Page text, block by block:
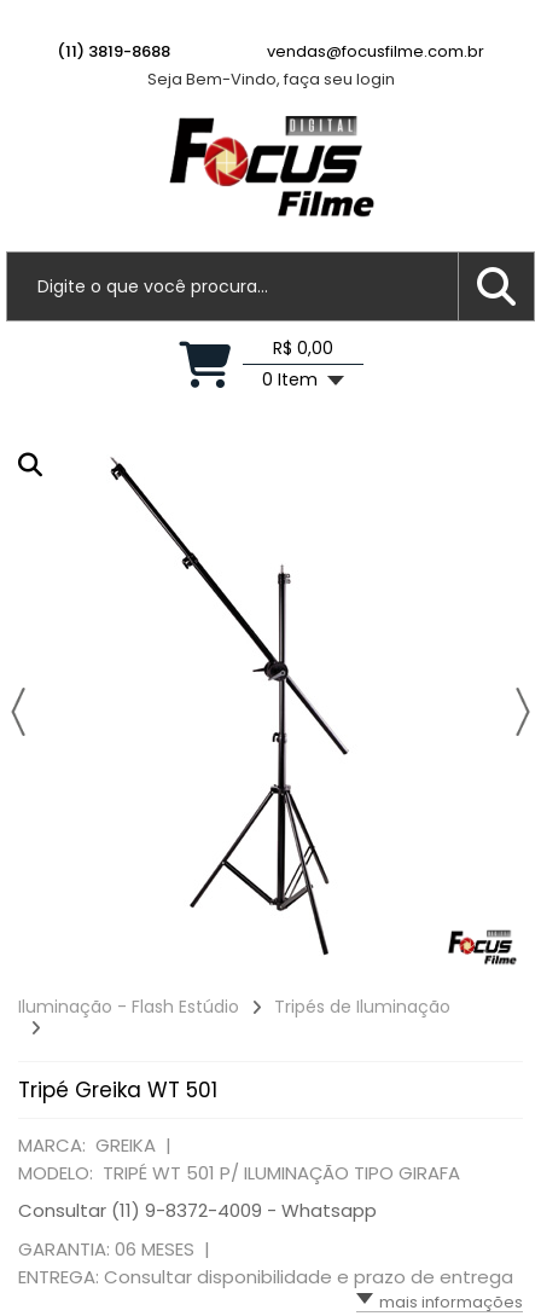
(11) 3819-8688
vendas@focusfilme.com.br
Seja Bem-Vindo, faça seu login
R$ 0,00
0 Item
Iluminação - Flash Estúdio Tripés de Iluminação
Tripé Greika WT 501
MARCA: GREIKA |
MODELO: TRIPÉ WT 501 P/ ILUMINAÇÃO TIPO GIRAFA
Consultar (11) 9-8372-4009 - Whatsapp
GARANTIA: 06 MESES |
ENTREGA: Consultar disponibilidade e prazo de entrega
mais informações